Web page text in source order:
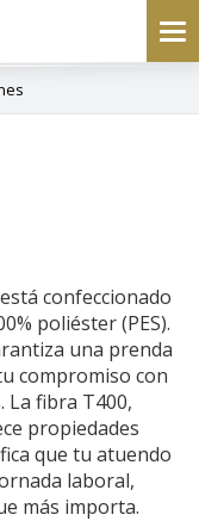
confeccionado
poliéster (PES).
una prenda
compromiso con
La fibra T400,
propiedades
que tu atuendo
laboral,
más importa.